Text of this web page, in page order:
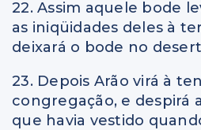
22. Assim aquele bode
as iniqüidades deles à
deixará o bode no
23. Depois Arão virá à
congregação, e despirá
que havia vestido